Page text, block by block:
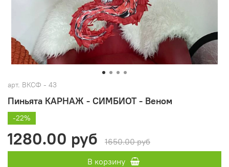
арт. ВКСФ - 43
Пиньята КАРНАЖ - СИМБИОТ - Веном
-22%
1280.00 руб
1650.00 руб
В корзину